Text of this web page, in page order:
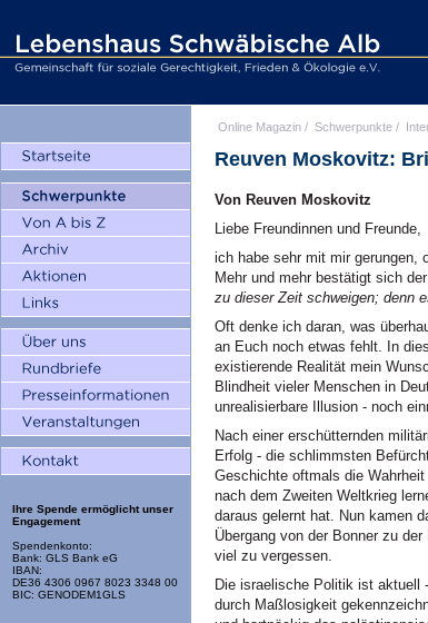
Ihre Spende ermöglicht unser
Engagement
Spendenkonto:
Bank: GLS Bank eG
IBAN:
DE36 4306 0967 8023 3348 00
BIC: GENODEM1GLS
Online Magazin / Schwerpunkte /
Reuven Moskovitz:
Von Reuven Moskovitz
Liebe Freundinnen und Freunde,
ich habe sehr mit mir gerungen,
Mehr und mehr bestätigt sich
zu dieser Zeit schweigen; denn
Oft denke ich daran, was
an Euch noch etwas fehlt. In
existierende Realität mein
Blindheit vieler Menschen in
unrealisierbare Illusion - noch
Nach einer erschütternden
Erfolg - die schlimmsten
Geschichte oftmals die
nach dem Zweiten Weltkrieg
daraus gelernt hat. Nun kamen
Übergang von der Bonner zu
viel zu vergessen.
Die israelische Politik ist aktuell
durch Maßlosigkeit